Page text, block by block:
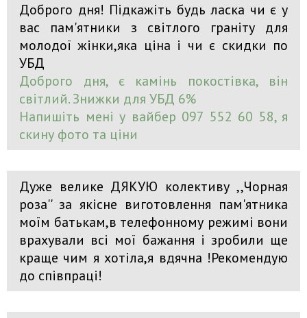
Доброго дня! Підкажіть будь ласка чи є у
вас пам'ятники з світлого граніту для
молодої жінки,яка ціна і чи є скидки по
УБД
Доброго дня, є камінь покостівка, він
світлий. Знижки для УБД 6%
Напишіть мені у вайбер 097 552 60 58, я
скину фото та ціни
Дуже велике ДЯКУЮ колективу ,,Чорная
роза'' за якісне виготовлення пам'ятника
моїм батькам,в телефонному режимі вони
врахували всі мої бажання і зробили ще
краще чим я хотіла,я вдячна !Рекомендую
до співпраці!